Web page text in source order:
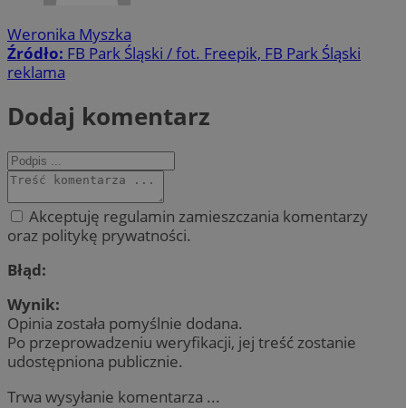
Weronika Myszka
Źródło: FB Park Śląski / fot. Freepik, FB Park Śląski
reklama
Dodaj komentarz
Akceptuję regulamin zamieszczania komentarzy
oraz politykę prywatności.
Błąd:
Wynik:
Opinia została pomyślnie dodana.
Po przeprowadzeniu weryfikacji, jej treść zostanie
udostępniona publicznie.
Trwa wysyłanie komentarza ...